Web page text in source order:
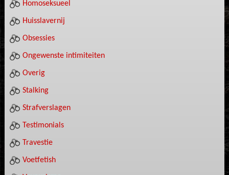
Homoseksueel
Huisslavernij
Obsessies
Ongewenste intimiteiten
Overig
Stalking
Strafverslagen
Testimonials
Travestie
Voetfetish